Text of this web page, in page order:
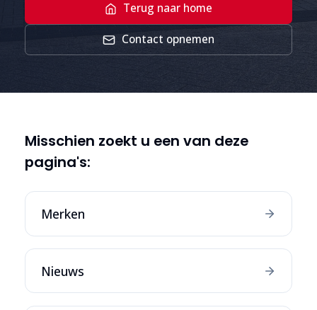
Terug naar home
Contact opnemen
Misschien zoekt u een van deze
pagina's:
Merken
Nieuws